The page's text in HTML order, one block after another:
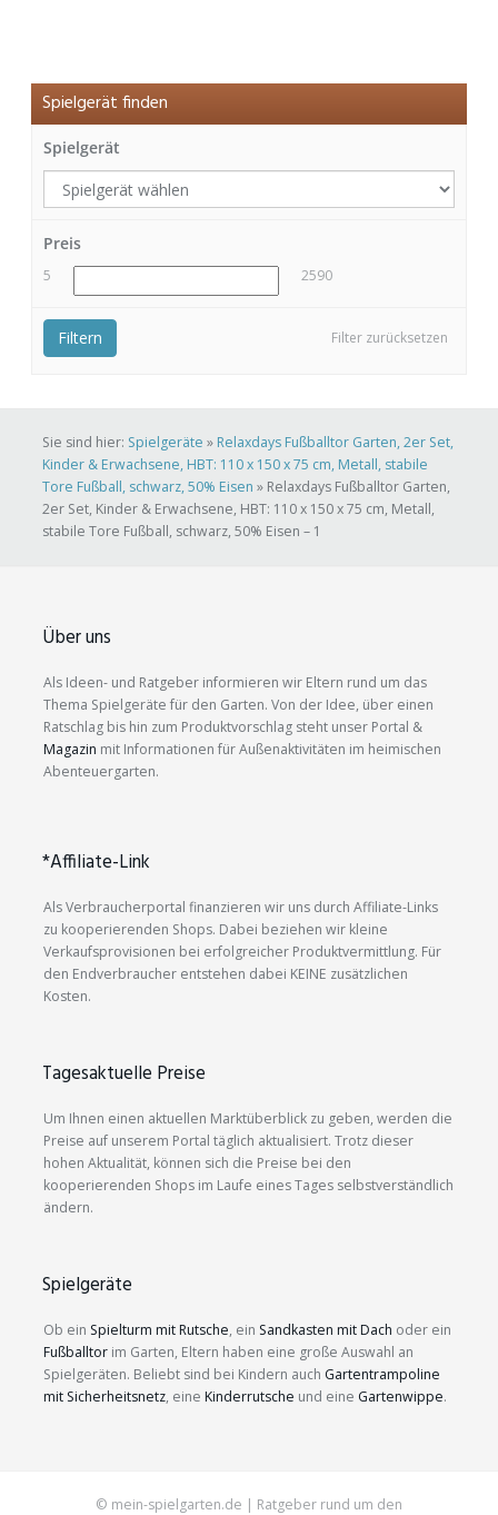
Spielgerät finden
Spielgerät
Preis
5 2590
Filter zurücksetzen
Filtern
Sie sind hier: Spielgeräte » Relaxdays Fußballtor Garten, 2er Set,
Kinder & Erwachsene, HBT: 110 x 150 x 75 cm, Metall, stabile
Tore Fußball, schwarz, 50% Eisen » Relaxdays Fußballtor Garten,
2er Set, Kinder & Erwachsene, HBT: 110 x 150 x 75 cm, Metall,
stabile Tore Fußball, schwarz, 50% Eisen – 1
Über uns
Als Ideen- und Ratgeber informieren wir Eltern rund um das
Thema Spielgeräte für den Garten. Von der Idee, über einen
Ratschlag bis hin zum Produktvorschlag steht unser Portal &
Magazin mit Informationen für Außenaktivitäten im heimischen
Abenteuergarten.
*Affiliate-Link
Als Verbraucherportal finanzieren wir uns durch Affiliate-Links
zu kooperierenden Shops. Dabei beziehen wir kleine
Verkaufsprovisionen bei erfolgreicher Produktvermittlung. Für
den Endverbraucher entstehen dabei KEINE zusätzlichen
Kosten.
Tagesaktuelle Preise
Um Ihnen einen aktuellen Marktüberblick zu geben, werden die
Preise auf unserem Portal täglich aktualisiert. Trotz dieser
hohen Aktualität, können sich die Preise bei den
kooperierenden Shops im Laufe eines Tages selbstverständlich
ändern.
Spielgeräte
Ob ein Spielturm mit Rutsche, ein Sandkasten mit Dach oder ein
Fußballtor im Garten, Eltern haben eine große Auswahl an
Spielgeräten. Beliebt sind bei Kindern auch Gartentrampoline
mit Sicherheitsnetz, eine Kinderrutsche und eine Gartenwippe.
© mein-spielgarten.de | Ratgeber rund um den